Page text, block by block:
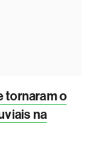
tornaram o
na